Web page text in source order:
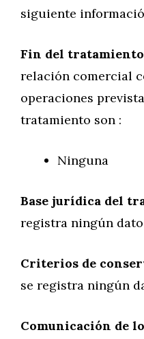
siguiente
Fin del tratamiento
relación comercial
operaciones
tratamiento son :
Ninguna
Base jurídica del
registra ningún
Criterios de
se registra ningún
Comunicación de